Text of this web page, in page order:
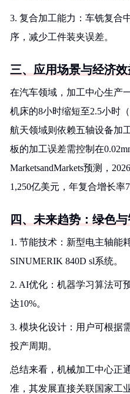
3. 复合加工能力：车铣复合
序，减少工件装夹误差。
三、应用场景与经济效
在汽车领域，加工中心生产
机床的8小时缩短至2.5小时
航天领域则依赖五轴设备加
板的加工误差需控制在
MarketsandMarkets预测，
1,250亿美元，年复合增长率
四、未来趋势：绿色
1. 节能技术：新型电主轴能
SINUMERIK 840D sl系统。
2. AI优化：机器学习算法可
达10%。
3. 模块化设计：用户可根据
投产周期。
总结来看，机械加工中心正
准，其发展直接关联国家工